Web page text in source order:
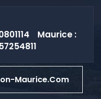
Maurice :
Maurice.com